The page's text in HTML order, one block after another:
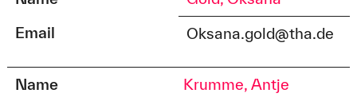
Email
Oksana.gold@tha.de
Name
Krumme, Antje